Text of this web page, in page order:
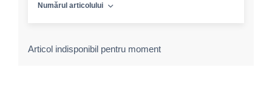
Numărul articolului
Articol indisponibil pentru moment